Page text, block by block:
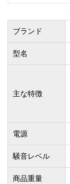
ブランド
型名
主な特徴
電源
騒音レベル
商品重量